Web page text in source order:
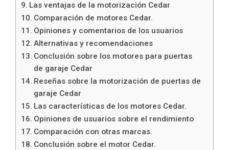
Las ventajas de la motorización Cedar
Comparación de motores Cedar.
Opiniones y comentarios de los usuarios
Alternativas y recomendaciones
Conclusión sobre los motores para puertas
de garaje Cedar
Reseñas sobre la motorización de puertas de
garaje Cedar
Las características de los motores Cedar.
Opiniones de usuarios sobre el rendimiento
Comparación con otras marcas.
Conclusión sobre el motor Cedar.